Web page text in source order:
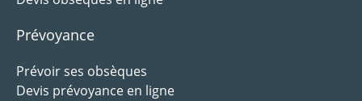
Prévoyance
Prévoir ses obsèques
Devis prévoyance en ligne